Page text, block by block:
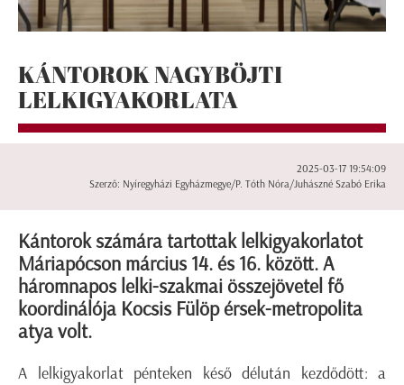
KÁNTOROK NAGYBÖJTI
LELKIGYAKORLATA
2025-03-17 19:54:09
Szerző: Nyíregyházi Egyházmegye/P. Tóth Nóra/Juhászné Szabó Erika
Kántorok számára tartottak lelkigyakorlatot
Máriapócson március 14. és 16. között. A
háromnapos lelki-szakmai összejövetel fő
koordinálója Kocsis Fülöp érsek-metropolita
atya volt.
A lelkigyakorlat pénteken késő délután kezdődött: a